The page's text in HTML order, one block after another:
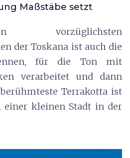
Maßstäbe setzt
der Toskana ist auch die
für die Ton mit
verarbeitet und dann
Terrakotta ist
einer kleinen Stadt in der